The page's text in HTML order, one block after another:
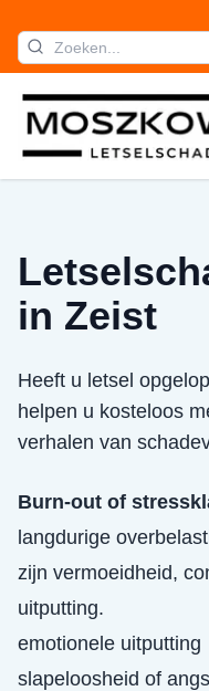
in Zeist
Heeft u letsel
helpen u kosteloos
verhalen van
Burn-out of
langdurige
zijn vermoeidheid,
uitputting.
emotionele uitputting
slapeloosheid of